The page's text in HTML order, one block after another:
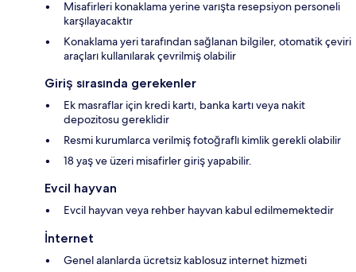
Misafirleri konaklama yerine varışta resepsiyon personeli
karşılayacaktır
Konaklama yeri tarafından sağlanan bilgiler, otomatik çeviri
araçları kullanılarak çevrilmiş olabilir
Giriş sırasında gerekenler
Ek masraflar için kredi kartı, banka kartı veya nakit
depozitosu gereklidir
Resmi kurumlarca verilmiş fotoğraflı kimlik gerekli olabilir
18 yaş ve üzeri misafirler giriş yapabilir.
Evcil hayvan
Evcil hayvan veya rehber hayvan kabul edilmemektedir
İnternet
Genel alanlarda ücretsiz kablosuz internet hizmeti